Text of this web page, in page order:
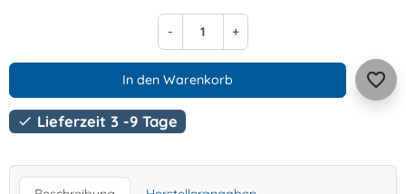
- +
In den Warenkorb favorite_border
 Lieferzeit 3 -9 Tage